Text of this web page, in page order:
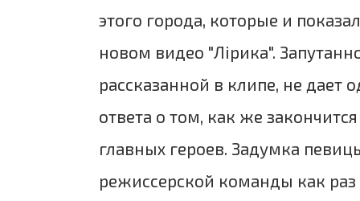
этого города, которые и
новом видео "Лірика".
рассказанной в клипе, не дает
ответа о том, как же
главных героев. Задумка
режиссерской команды как раз